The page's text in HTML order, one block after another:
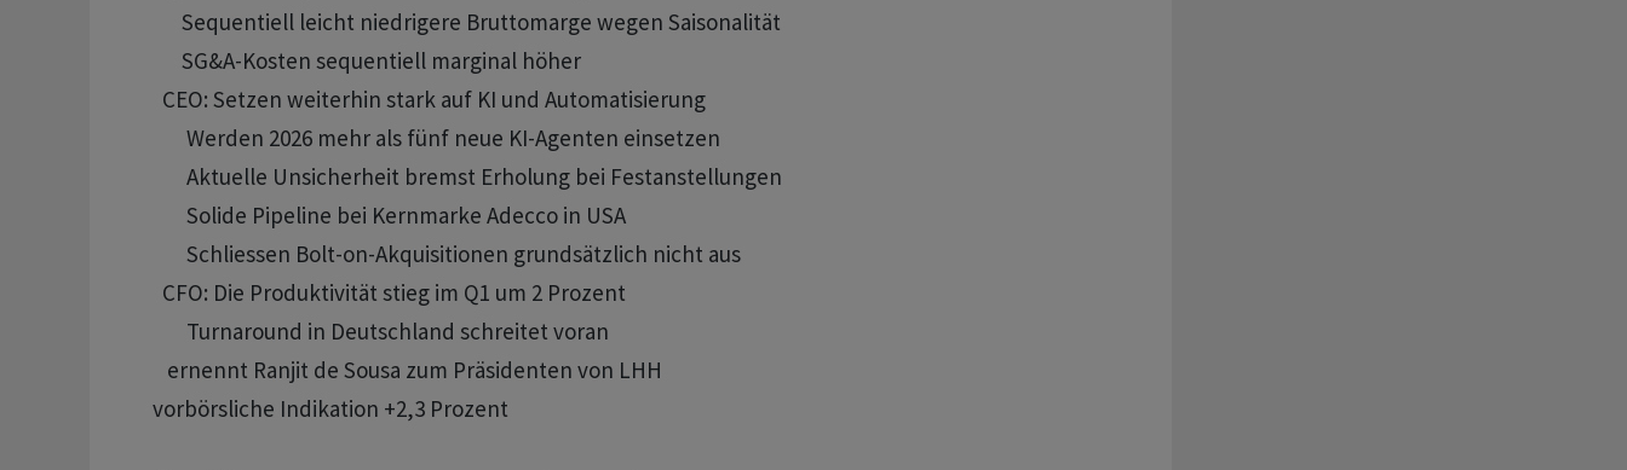
             Sequentiell leicht niedrigere Bruttomarge wegen Saisonalität
             SG&A-Kosten sequentiell marginal höher
         CEO: Setzen weiterhin stark auf KI und Automatisierung
              Werden 2026 mehr als fünf neue KI-Agenten einsetzen
              Aktuelle Unsicherheit bremst Erholung bei Festanstellungen
              Solide Pipeline bei Kernmarke Adecco in USA
              Schliessen Bolt-on-Akquisitionen grundsätzlich nicht aus
         CFO: Die Produktivität stieg im Q1 um 2 Prozent
              Turnaround in Deutschland schreitet voran
          ernennt Ranjit de Sousa zum Präsidenten von LHH
       vorbörsliche Indikation +2,3 Prozent